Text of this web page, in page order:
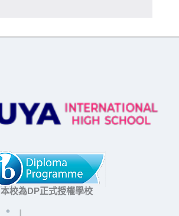
本校為DP正式授權學校